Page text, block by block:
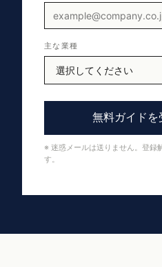
主な業種
無料ガイド
※ 迷惑メールは送りません。登録
す。